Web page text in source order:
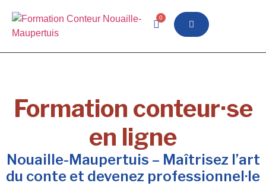
0
Formation conteur·se
en ligne
Nouaille-Maupertuis – Maîtrisez l’art
du conte et devenez professionnel·le